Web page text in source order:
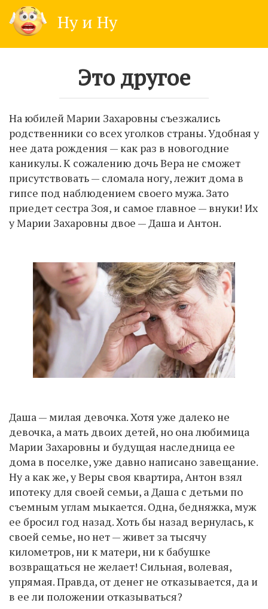
content
Ну и Ну
Это другое
На юбилей Марии Захаровны съезжались
родственники со всех уголков страны. Удобная у
нее дата рождения — как раз в новогодние
каникулы. К сожалению дочь Вера не сможет
присутствовать — сломала ногу, лежит дома в
гипсе под наблюдением своего мужа. Зато
приедет сестра Зоя, и самое главное — внуки! Их
у Марии Захаровны двое — Даша и Антон.
Даша — милая девочка. Хотя уже далеко не
девочка, а мать двоих детей, но она любимица
Марии Захаровны и будущая наследница ее
дома в поселке, уже давно написано завещание.
Ну а как же, у Веры своя квартира, Антон взял
ипотеку для своей семьи, а Даша с детьми по
съемным углам мыкается. Одна, бедняжка, муж
ее бросил год назад. Хоть бы назад вернулась, к
своей семье, но нет — живет за тысячу
километров, ни к матери, ни к бабушке
возвращаться не желает! Сильная, волевая,
упрямая. Правда, от денег не отказывается, да и
в ее ли положении отказываться?